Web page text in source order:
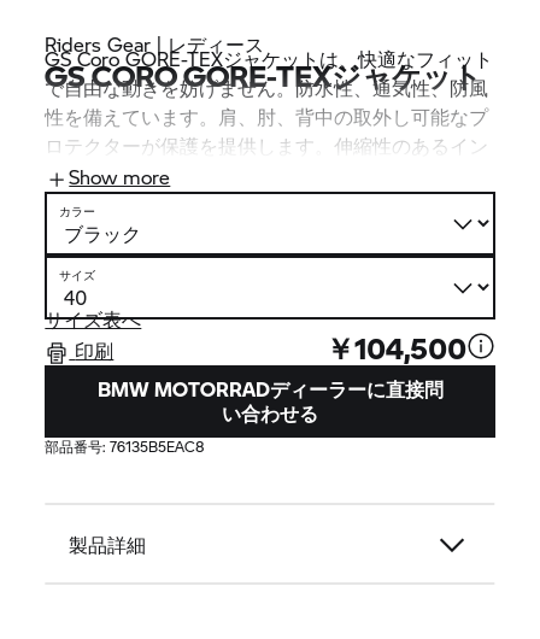
Riders Gear | レディース
GS CORO GORE-TEXジャケット
GS Coro GORE-TEXジャケットは、快適なフィット
で自由な動きを妨げません。防水性、通気性、防風
性を備えています。肩、肘、背中の取外し可能なプ
ロテクターが保護を提供します。伸縮性のあるイン
サートが着心地を高めます。つまり、あらゆる気象
条件で、ライダーが濡れることなくドライな状態で
保護され、快適に走行できるということになりま
す。
Show more
カラー
サイズ
サイズ表へ
印刷
￥104,500
BMW MOTORRADディーラーに直接問
い合わせる
部品番号:76135B5EAC8
製品詳細